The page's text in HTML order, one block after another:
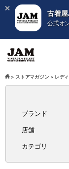
古着
公式オ
> ストアマガジン > レデ
ブランド
店舗
カテゴリ